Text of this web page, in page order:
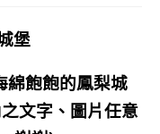
堡
綿飽飽的鳳梨城
文字、圖片任意